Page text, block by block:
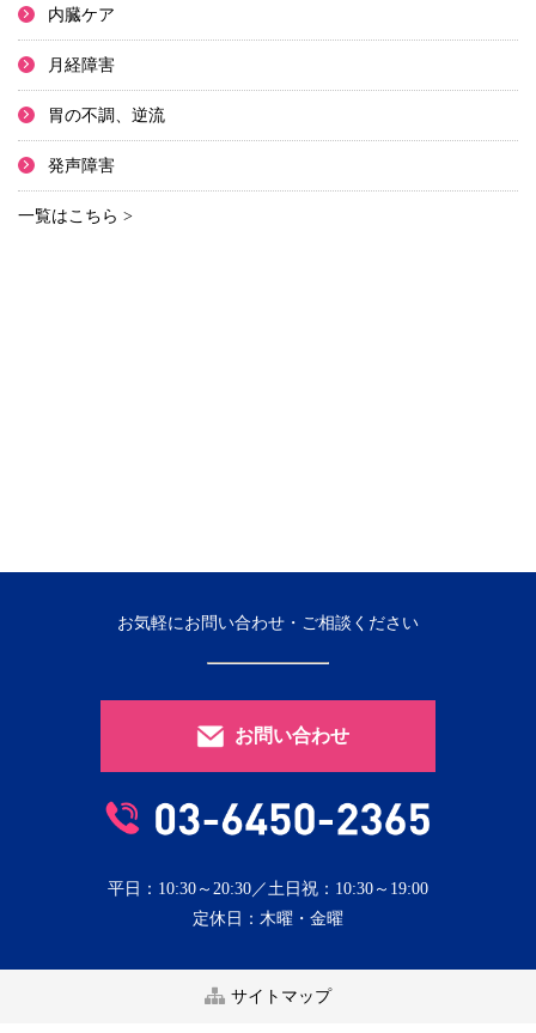
内臓ケア
月経障害
胃の不調、逆流
発声障害
一覧はこちら >
お気軽にお問い合わせ・ご相談ください
お問い合わせ
平日：10:30～20:30／土日祝：10:30～19:00
定休日：木曜・金曜
サイトマップ